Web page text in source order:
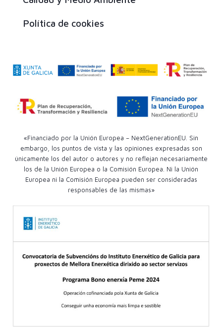
Política de cookies
«Financiado por la Unión Europea – NextGenerationEU. Sin
embargo, los puntos de vista y las opiniones expresadas son
únicamente los del autor o autores y no reflejan necesariamente
los de la Unión Europea o la Comisión Europea. Ni la Unión
Europea ni la Comisión Europea pueden ser consideradas
responsables de las mismas»